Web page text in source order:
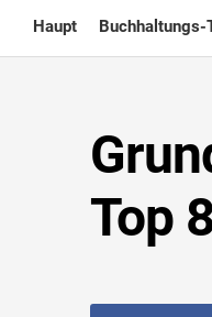
content
Haupt Buchhaltungs-
Top